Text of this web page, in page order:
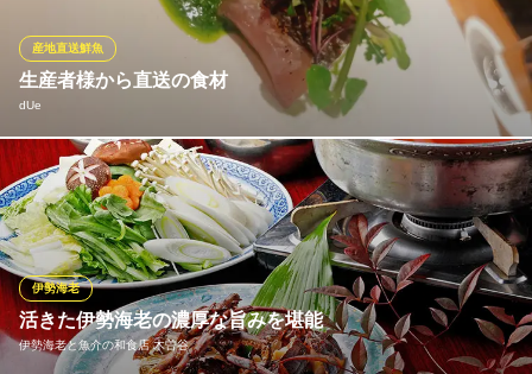
弁天町 大人の隠れ家
大阪メトロ中央線弁天町駅6番出口 徒歩3分
大阪府大阪市港区市岡元町3-5-18
生産者様から直送の食材
dUe
産地直送鮮魚
できるだけ各生産者様の元にお訪ねし、直送して頂いています。
■お魚 福井県小浜港■鹿や猪などのジビエ 長崎県対馬■和牛 青
森県の短角牛■希少豚のサドルバック 鹿児島県鹿屋■リーフ野
菜 大阪和泉市 など・・・ より良い食材を大切にお料理し、ご
提供させていただきます
dUe
目でも味わうイタリアン
活きた伊勢海老の濃厚な旨みを堪能
伊勢海老と魚介の和食店 木曽谷
伊勢海老